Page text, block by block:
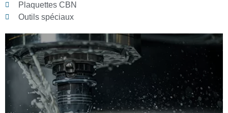
Plaquettes CBN
Outils spéciaux